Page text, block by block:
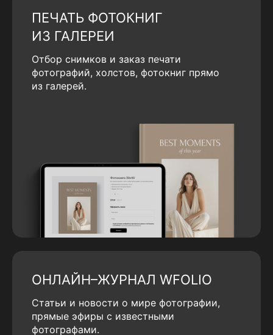
ПЕЧАТЬ ФОТОКНИГ
ИЗ ГАЛЕРЕИ
Отбор снимков и заказ печати
фотографий, холстов, фотокниг прямо
из галерей.
ОНЛАЙН–ЖУРНАЛ WFOLIO
Статьи и новости о мире фотографии,
прямые эфиры с известными
фотографами.